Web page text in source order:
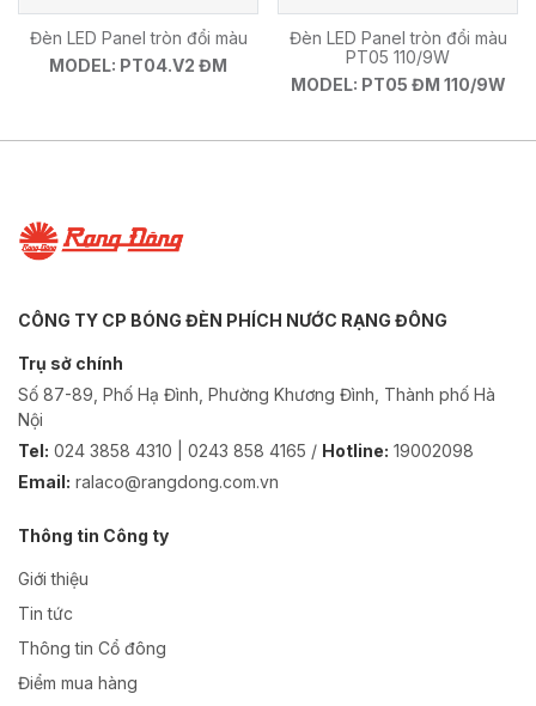
Đèn LED Panel tròn đổi màu
MODEL: PT04.V2 ĐM
Đèn LED Panel tròn đổi màu
PT05 110/9W
MODEL: PT05 ĐM 110/9W
CÔNG TY CP BÓNG ĐÈN PHÍCH NƯỚC RẠNG ĐÔNG
Trụ sở chính
Số 87-89, Phố Hạ Đình, Phường Khương Đình, Thành phố Hà
Nội
Tel: 024 3858 4310 | 0243 858 4165 / Hotline: 19002098
Email: ralaco@rangdong.com.vn
Thông tin Công ty
Giới thiệu
Tin tức
Thông tin Cổ đông
Điểm mua hàng